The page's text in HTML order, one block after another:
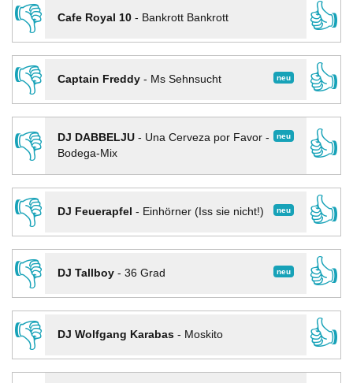
👎
Cafe Royal 10- Bankrott Bankrott
👍
👎
neu
Captain Freddy- Ms Sehnsucht
👍
👎
neu
DJ DABBELJU- Una Cerveza por Favor -
Bodega-Mix
👍
👎
neu
DJ Feuerapfel - Einhörner (Iss sie nicht!)
👍
👎
neu
DJ Tallboy- 36 Grad
👍
👎
DJ Wolfgang Karabas- Moskito
👍